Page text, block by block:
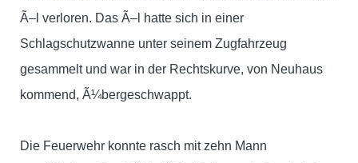
Ã–l verloren. Das Ã–l hatte sich in einer
Schlagschutzwanne unter seinem Zugfahrzeug
gesammelt und war in der Rechtskurve, von Neuhaus
kommend, Ã¼bergeschwappt.
Die Feuerwehr konnte rasch mit zehn Mann